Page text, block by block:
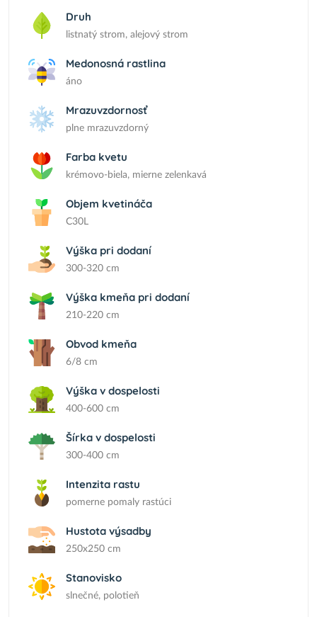
Druh
listnatý strom, alejový strom
Medonosná rastlina
áno
Mrazuvzdornosť
plne mrazuvzdorný
Farba kvetu
krémovo-biela, mierne zelenkavá
Objem kvetináča
C30L
Výška pri dodaní
300-320 cm
Výška kmeňa pri dodaní
210-220 cm
Obvod kmeňa
6/8 cm
Výška v dospelosti
400-600 cm
Šírka v dospelosti
300-400 cm
Intenzita rastu
pomerne pomaly rastúci
Hustota výsadby
250x250 cm
Stanovisko
slnečné, polotieň